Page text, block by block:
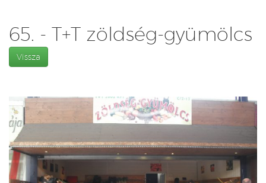
65. - T+T zöldség-gyümölcs
Vissza